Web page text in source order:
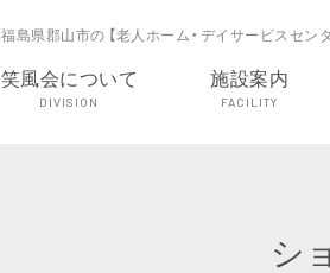
福島県郡山市の 【老人ホーム・デイサービスセ
笑風会について
DIVISION
施設案内
FACILITY
シ